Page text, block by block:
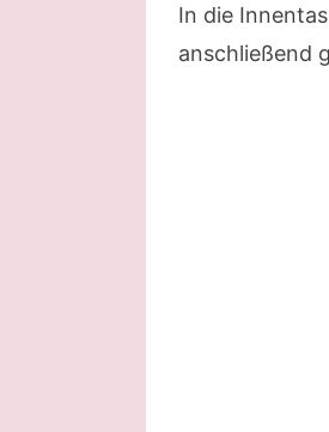
In die
anschließend